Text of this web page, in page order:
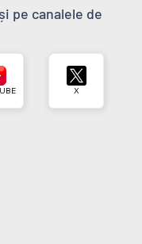
pe canalele de
X